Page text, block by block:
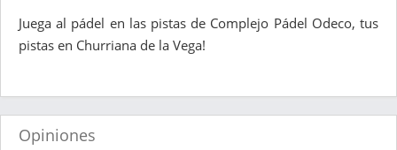
Juega al pádel en las pistas de Complejo Pádel Odeco, tus
pistas en Churriana de la Vega!
Opiniones